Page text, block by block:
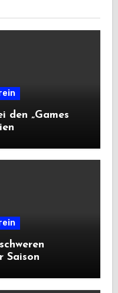
den „Games
Saison